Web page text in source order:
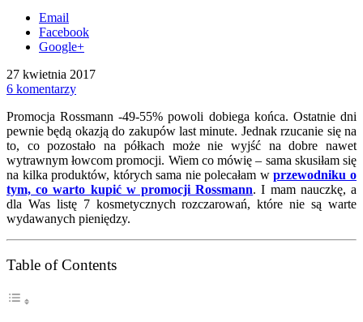
Email
Facebook
Google+
27 kwietnia 2017
6 komentarzy
Promocja Rossmann -49-55% powoli dobiega końca. Ostatnie dni
pewnie będą okazją do zakupów last minute. Jednak rzucanie się na
to, co pozostało na półkach może nie wyjść na dobre nawet
wytrawnym łowcom promocji. Wiem co mówię – sama skusiłam się
na kilka produktów, których sama nie polecałam wprzewodniku o
tym, co warto kupić w promocji Rossmann. I mam nauczkę, a
dla Was listę 7 kosmetycznych rozczarowań, które nie są warte
wydawanych pieniędzy.
Table of Contents